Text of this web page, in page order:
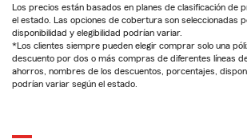
Los precios están basados en planes de clasificación de
el estado. Las opciones de cobertura son seleccionadas
disponibilidad y elegibilidad podrían variar.
*Los clientes siempre pueden elegir comprar solo una
descuento por dos o más compras de diferentes líneas
ahorros, nombres de los descuentos, porcentajes,
podrían variar según el estado.